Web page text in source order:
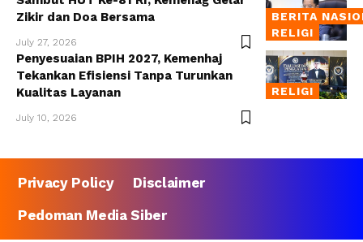
BERITA
RELIGI
Zikir dan Doa Bersama
July 27, 2026
RELIGI
Penyesuaian BPIH 2027, Kemenhaj
Tekankan Efisiensi Tanpa Turunkan
Kualitas Layanan
July 10, 2026
Privacy Policy
Disclaimer
Pedoman Media Siber